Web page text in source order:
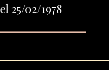
25/02/1978